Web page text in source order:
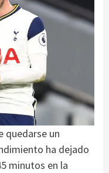
quedarse un
ha dejado
minutos en la